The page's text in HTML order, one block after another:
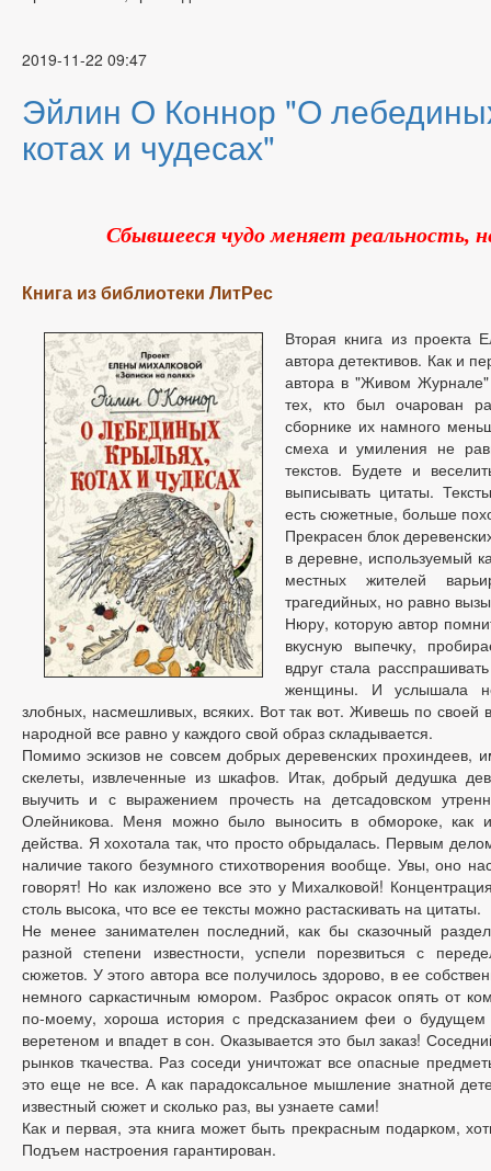
2019-11-22 09:47
Эйлин О Коннор "О
котах и чудесах"
Сбывшееся чудо меняет реальность,
Книга из библиотеки ЛитРес
Вторая книга из проекта
автора детективов. Как и
автора в "Живом
тех, кто был очарован
сборнике их намного
смеха и умиления не
текстов. Будете и
выписывать цитаты.
есть сюжетные, больше
Прекрасен блок
в деревне, используемый
местных жителей
трагедийных, но равно
Нюру, которую автор
вкусную выпечку,
вдруг стала
женщины. И услышала
злобных, насмешливых, всяких. Вот так вот. Живешь по своей
народной все равно у каждого свой образ складывается.
Помимо эскизов не совсем добрых деревенских прохиндеев,
скелеты, извлеченные из шкафов. Итак, добрый дедушка
выучить и с выражением прочесть на детсадовском
Олейникова. Меня можно было выносить в обмороке, как и
действа. Я хохотала так, что просто обрыдалась. Первым
наличие такого безумного стихотворения вообще. Увы, оно
говорят! Но как изложено все это у Михалковой!
столь высока, что все ее тексты можно растаскивать на цитаты.
Не менее занимателен последний, как бы сказочный
разной степени известности, успели порезвиться с
сюжетов. У этого автора все получилось здорово, в ее
немного саркастичным юмором. Разброс окрасок опять от
по-моему, хороша история с предсказанием феи о будущем
веретеном и впадет в сон. Оказывается это был заказ!
рынков ткачества. Раз соседи уничтожат все опасные
это еще не все. А как парадоксальное мышление знатной
известный сюжет и сколько раз, вы узнаете сами!
Как и первая, эта книга может быть прекрасным подарком,
Подъем настроения гарантирован.